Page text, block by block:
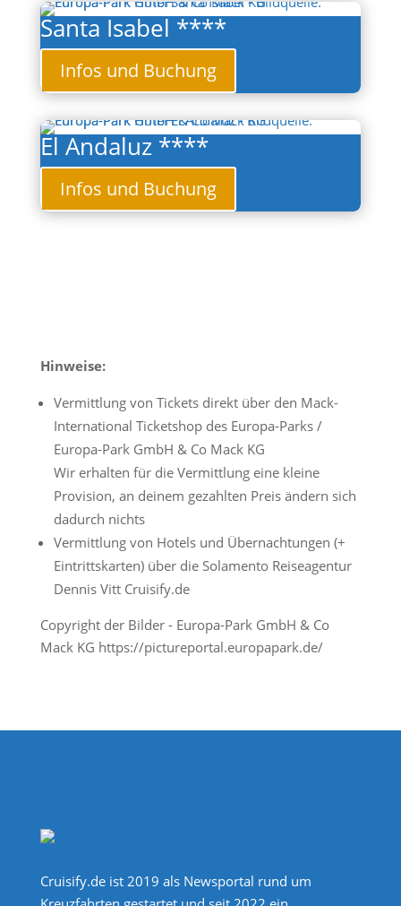
Santa Isabel ****
Infos und Buchung
El Andaluz ****
Infos und Buchung
Hinweise:
Vermittlung von Tickets direkt über den Mack-
International Ticketshop des Europa-Parks /
Europa-Park GmbH & Co Mack KG
Wir erhalten für die Vermittlung eine kleine
Provision, an deinem gezahlten Preis ändern sich
dadurch nichts
Vermittlung von Hotels und Übernachtungen (+
Eintrittskarten) über die Solamento Reiseagentur
Dennis Vitt Cruisify.de
Copyright der Bilder - Europa-Park GmbH & Co
Mack KG https://pictureportal.europapark.de/
Cruisify.de ist 2019 als Newsportal rund um